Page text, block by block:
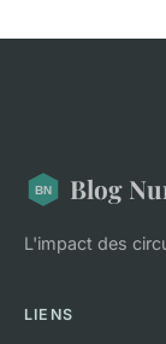
Blog
L'impact des
LIENS